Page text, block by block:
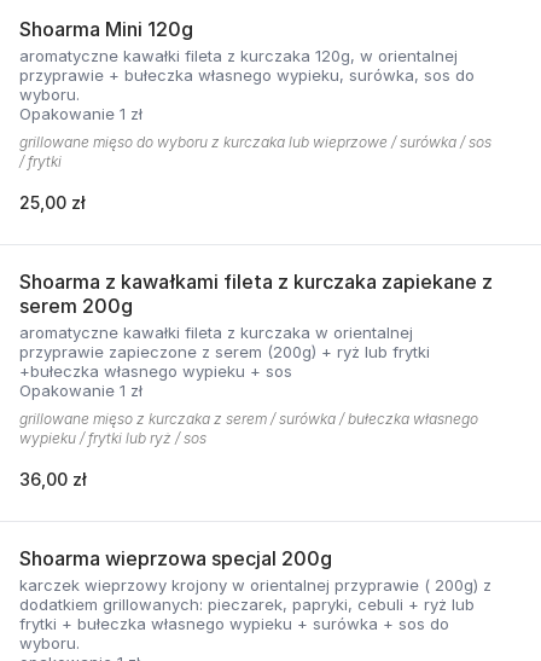
Shoarma Mini 120g
aromatyczne kawałki fileta z kurczaka 120g, w orientalnej
przyprawie + bułeczka własnego wypieku, surówka, sos do
wyboru.
Opakowanie 1 zł
grillowane mięso do wyboru z kurczaka lub wieprzowe / surówka / sos
/ frytki
25,00 zł
Shoarma z kawałkami fileta z kurczaka zapiekane z
serem 200g
aromatyczne kawałki fileta z kurczaka w orientalnej
przyprawie zapieczone z serem (200g) + ryż lub frytki
+bułeczka własnego wypieku + sos
Opakowanie 1 zł
grillowane mięso z kurczaka z serem / surówka / bułeczka własnego
wypieku / frytki lub ryż / sos
36,00 zł
Shoarma wieprzowa specjal 200g
karczek wieprzowy krojony w orientalnej przyprawie ( 200g) z
dodatkiem grillowanych: pieczarek, papryki, cebuli + ryż lub
frytki + bułeczka własnego wypieku + surówka + sos do
wyboru.